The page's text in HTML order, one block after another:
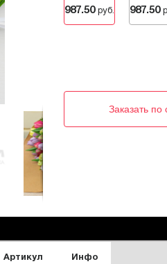
987.50руб. 987.50
Заказать
Артикул Инфо